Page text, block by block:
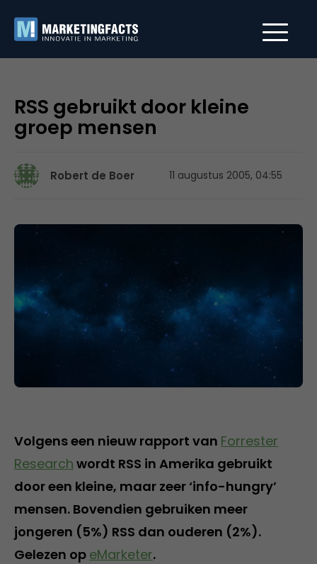
RSS gebruikt door kleine
groep mensen
Robert de Boer 11 augustus 2005, 04:55
Volgens een nieuw rapport van Forrester
Research wordt RSS in Amerika gebruikt
door een kleine, maar zeer ‘info-hungry’
mensen. Bovendien gebruiken meer
jongeren (5%) RSS dan ouderen (2%).
Gelezen op eMarketer.